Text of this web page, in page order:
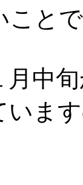
こと
中
いま